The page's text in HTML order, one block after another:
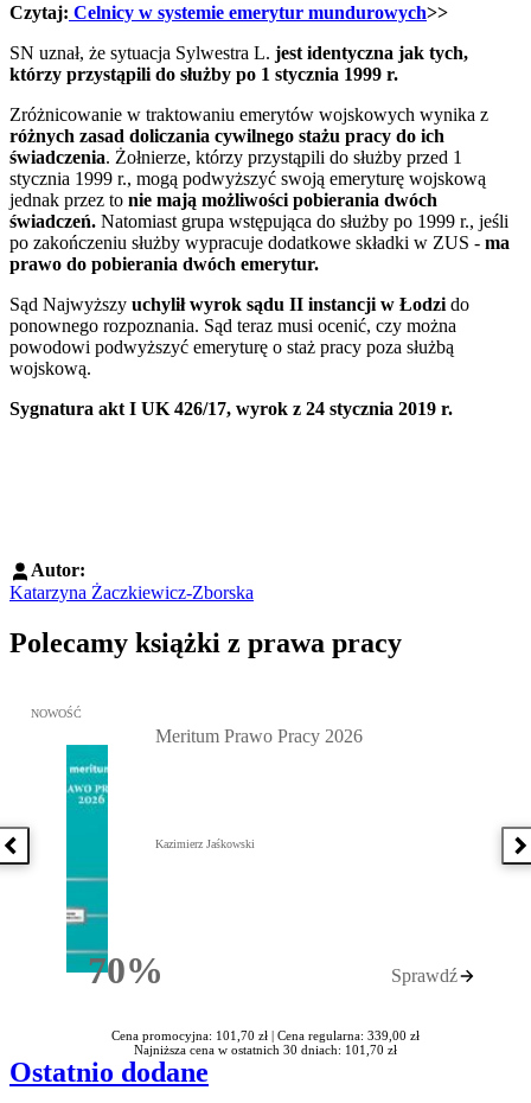
Czytaj: Celnicy w systemie emerytur mundurowych>>
SN uznał, że sytuacja Sylwestra L. jest identyczna jak tych,
którzy przystąpili do służby po 1 stycznia 1999 r.
Zróżnicowanie w traktowaniu emerytów wojskowych wynika z
różnych zasad doliczania cywilnego stażu pracy do ich
świadczenia. Żołnierze, którzy przystąpili do służby przed 1
stycznia 1999 r., mogą podwyższyć swoją emeryturę wojskową
jednak przez to nie mają możliwości pobierania dwóch
świadczeń. Natomiast grupa wstępująca do służby po 1999 r., jeśli
po zakończeniu służby wypracuje dodatkowe składki w ZUS - ma
prawo do pobierania dwóch emerytur.
Sąd Najwyższy uchylił wyrok sądu II instancji w Łodzi do
ponownego rozpoznania. Sąd teraz musi ocenić, czy można
powodowi podwyższyć emeryturę o staż pracy poza służbą
wojskową.
Sygnatura akt I UK 426/17, wyrok z 24 stycznia 2019 r.
Autor:
Katarzyna Żaczkiewicz-Zborska
Polecamy książki z prawa pracy
Poprzednia książka
Przejdź do: Meritum Prawo Pracy 2026, Kazimierz Jaśkowski -
NOWOŚĆ
70%Rabatu
Meritum Prawo Pracy 2026
Kazimierz Jaśkowski
Sprawdź
Cena promocyjna: 101,70 zł | Cena regularna: 339,00 zł
Najniższa cena w ostatnich 30 dniach: 101,70 zł
Ostatnio dodane